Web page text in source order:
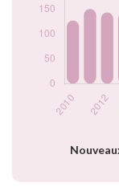
Popularité du
2020
142
2021
163
149
166